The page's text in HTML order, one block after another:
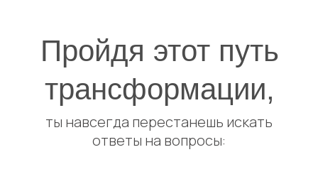
Пройдя этот путь
трансформации,
ты навсегда перестанешь искать
ответы на вопросы: